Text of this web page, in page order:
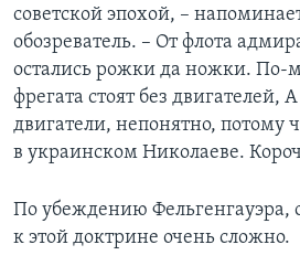
советской эпохой, –
обозреватель. – От флота
остались рожки да ножки. По-
фрегата стоят без двигателей,
двигатели, непонятно, потому
в украинском Николаеве.
По убеждению Фельгенгауэра,
к этой доктрине очень сложно.